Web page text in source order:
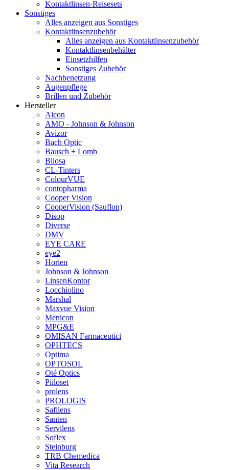
Kontaktlinsen-Reisesets
Sonstiges
Alles anzeigen aus Sonstiges
Kontaktlinsenzubehör
Alles anzeigen aus Kontaktlinsenzubehör
Kontaktlinsenbehälter
Einsetzhilfen
Sonstiges Zubehör
Nachbenetzung
Augenpflege
Brillen und Zubehör
Hersteller
Alcon
AMO - Johnson & Johnson
Avizor
Bach Optic
Bausch + Lomb
Bilosa
CL-Tinters
ColourVUE
contopharma
Cooper Vision
CooperVision (Sauflon)
Disop
Diverse
DMV
EYE CARE
eye2
Horien
Johnson & Johnson
LinsenKontor
Locchiolino
Marshal
Maxvue Vision
Menicon
MPG&E
OMISAN Farmaceutici
OPHTECS
Optima
OPTOSOL
Oté Optics
Piiloset
prolens
PROLOGIS
Safilens
Santen
Servilens
Soflex
Steinburg
TRB Chemedica
Vita Research